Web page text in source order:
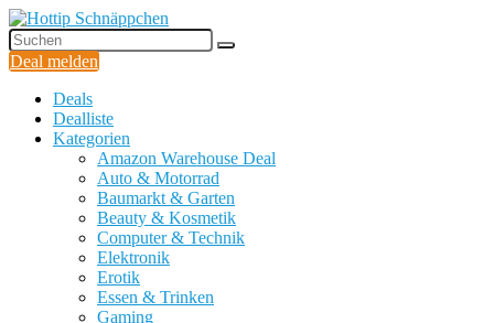
Deal melden
Deals
Dealliste
Kategorien
Amazon Warehouse Deal
Auto & Motorrad
Baumarkt & Garten
Beauty & Kosmetik
Computer & Technik
Elektronik
Erotik
Essen & Trinken
Gaming